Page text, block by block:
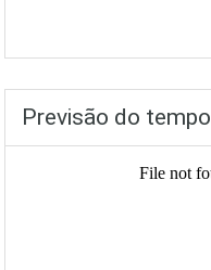
Previsão do tempo